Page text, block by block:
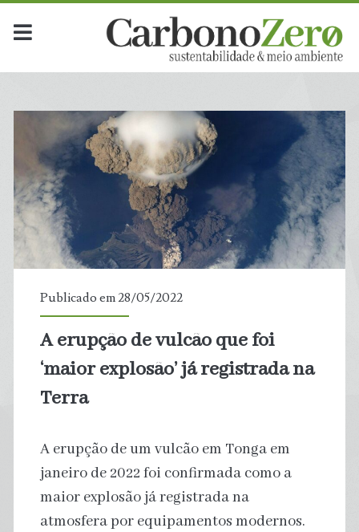
Publicado em 28/05/2022
A erupção de vulcão que foi
‘maior explosão’ já registrada na
Terra
A erupção de um vulcão em Tonga em
janeiro de 2022 foi confirmada como a
maior explosão já registrada na
atmosfera por equipamentos modernos.